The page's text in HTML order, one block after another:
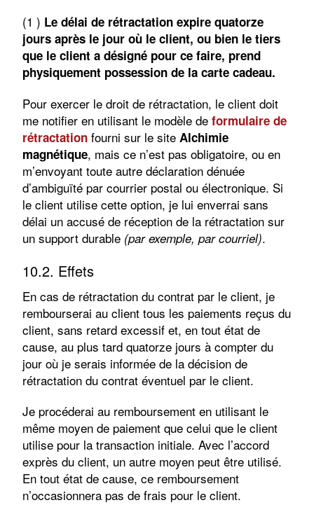
(1 ) Le délai de rétractation expire quatorze
jours après le jour où le client, ou bien le tiers
que le client a désigné pour ce faire, prend
physiquement possession de la carte cadeau.
Pour exercer le droit de rétractation, le client doit
me notifier en utilisant le modèle deformulaire de
rétractation fourni sur le site Alchimie
magnétique, mais ce n’est pas obligatoire, ou en
m’envoyant toute autre déclaration dénuée
d’ambiguïté par courrier postal ou électronique. Si
le client utilise cette option, je lui enverrai sans
délai un accusé de réception de la rétractation sur
un support durable (par exemple, par courriel).
10.2. Effets
En cas de rétractation du contrat par le client, je
rembourserai au client tous les paiements reçus du
client, sans retard excessif et, en tout état de
cause, au plus tard quatorze jours à compter du
jour où je serais informée de la décision de
rétractation du contrat éventuel par le client.
Je procéderai au remboursement en utilisant le
même moyen de paiement que celui que le client
utilise pour la transaction initiale. Avec l’accord
exprès du client, un autre moyen peut être utilisé.
En tout état de cause, ce remboursement
n’occasionnera pas de frais pour le client.